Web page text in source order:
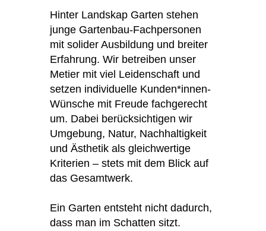
Hinter Landskap Garten stehen
junge Gartenbau-Fachpersonen
mit solider Ausbildung und breiter
Erfahrung. Wir betreiben unser
Metier mit viel Leidenschaft und
setzen individuelle Kunden*innen-
Wünsche mit Freude fachgerecht
um. Dabei berücksichtigen wir
Umgebung, Natur, Nachhaltigkeit
und Ästhetik als gleichwertige
Kriterien – stets mit dem Blick auf
das Gesamtwerk.
Ein Garten entsteht nicht dadurch,
dass man im Schatten sitzt.